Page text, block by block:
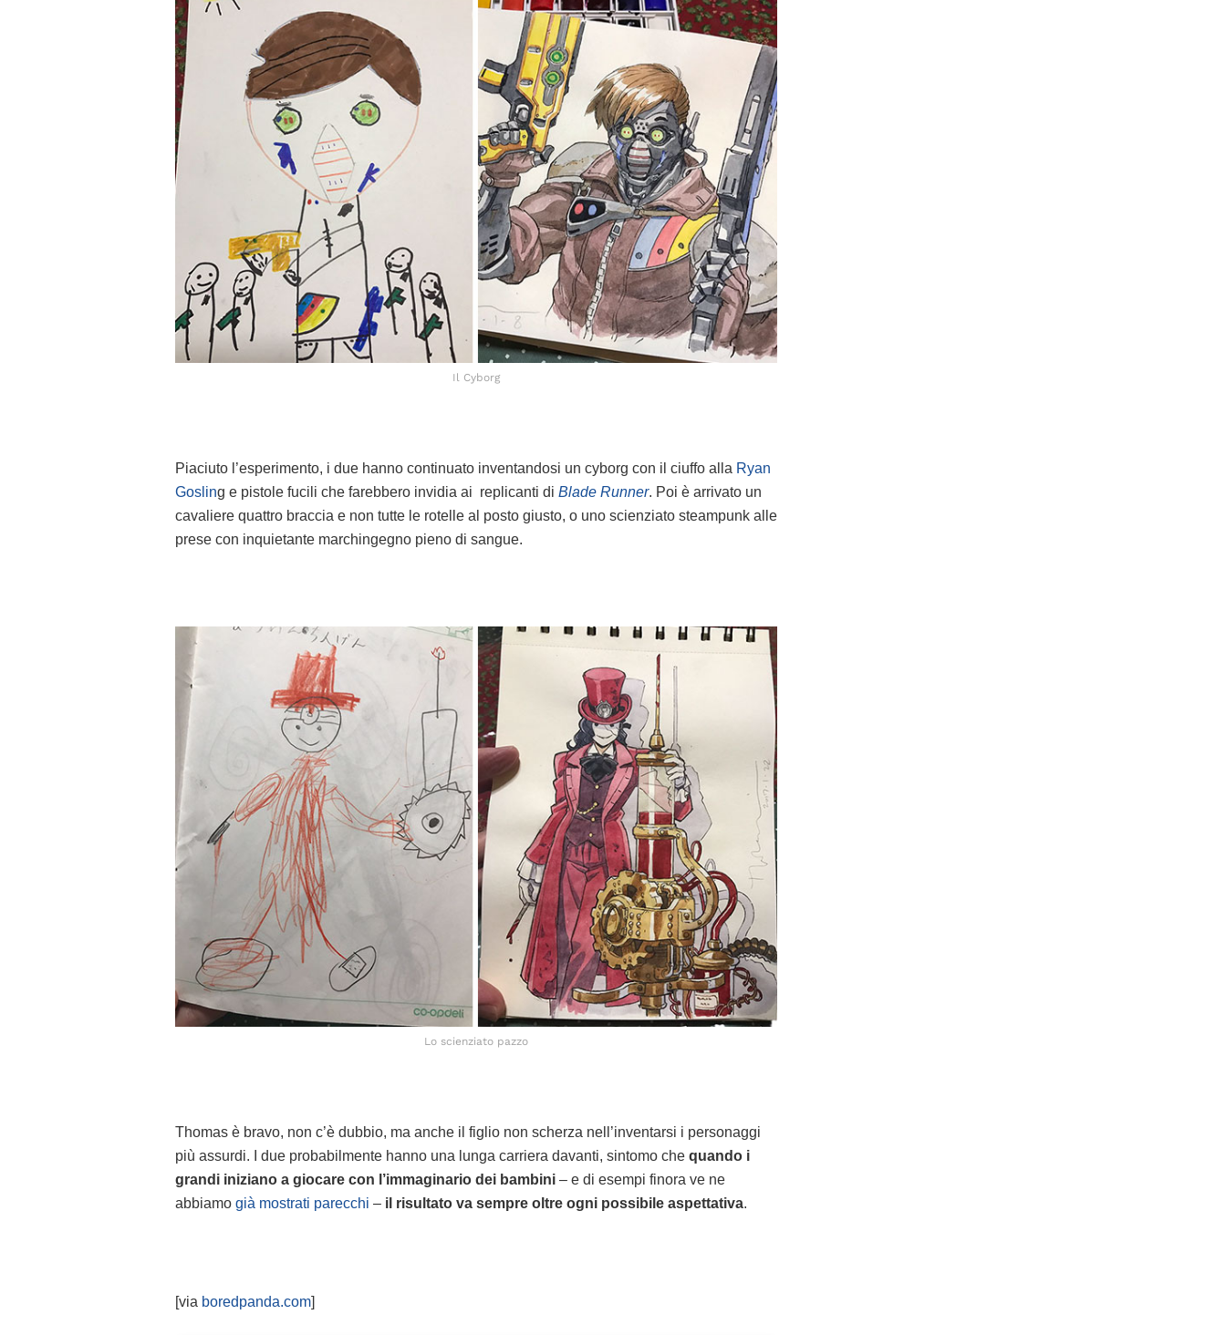
Il Cyborg
Piaciuto l’esperimento, i due hanno continuato inventandosi un cyborg con il ciuffo alla Ryan
Gosling e pistole fucili che farebbero invidia ai replicanti di Blade Runner. Poi è arrivato un
cavaliere quattro braccia e non tutte le rotelle al posto giusto, o uno scienziato steampunk alle
prese con inquietante marchingegno pieno di sangue.
Lo scienziato pazzo
Thomas è bravo, non c’è dubbio, ma anche il figlio non scherza nell’inventarsi i personaggi
più assurdi. I due probabilmente hanno una lunga carriera davanti, sintomo che quando i
grandi iniziano a giocare con l’immaginario dei bambini – e di esempi finora ve ne
abbiamo già mostrati parecchi – il risultato va sempre oltre ogni possibile aspettativa.
[via boredpanda.com]